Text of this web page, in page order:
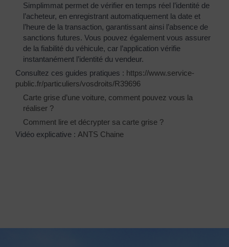
Simplimmat permet de vérifier en temps réel l’identité de
l’acheteur, en enregistrant automatiquement la date et
l’heure de la transaction, garantissant ainsi l’absence de
sanctions futures. Vous pouvez également vous assurer
de la fiabilité du véhicule, car l’application vérifie
instantanément l’identité du vendeur.
Consultez ces guides pratiques : https://www.service-
public.fr/particuliers/vosdroits/R39696
Carte grise d’une voiture, comment pouvez vous la
réaliser ?
Comment lire et décrypter sa carte grise ?
Vidéo explicative : ANTS Chaine